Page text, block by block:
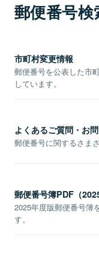
郵便番号
市町村変更情報
郵便番号を公表した市
しています。
よくあるご質問・お
郵便番号に関するさま
郵便番号簿PDF（
2025年度版郵便番号簿
す。